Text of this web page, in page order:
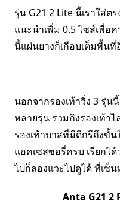
รุ่น G21 2 Lite นี้เราใส่ต
แนะนำเพิ่ม 0.5 ไซส์เพื่อ
นี้แผ่นยางก็เกือบเต็มพื้น
นอกจากรองเท้าวิ่ง 3 รุ่น
หลายรุ่น รวมถึงรองเท้าไ
รองเท้าบาสที่มีดีกรีถึงขั้น
แอคเซสซอรี่ครบ เรียกไ
ไปก็ลองแวะไปดูได้ ที่เซ็น
Anta G21 2